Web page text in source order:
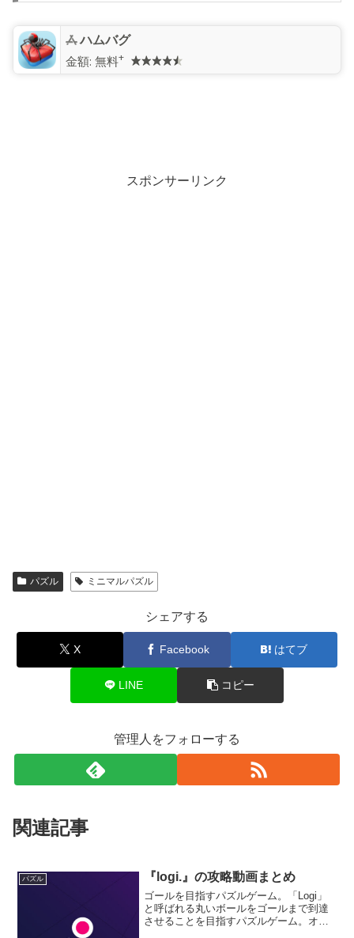
ハムバグ
金額: 無料+
スポンサーリンク
パズル ミニマルパズル
シェアする
X Facebook はてブ
LINE コピー
管理人をフォローする
関連記事
パズル 『logi.』の攻略動画まとめ
ゴールを目指すパズルゲーム。「Logi」
と呼ばれる丸いボールをゴールまで到達
させることを目指すパズルゲーム。オブ